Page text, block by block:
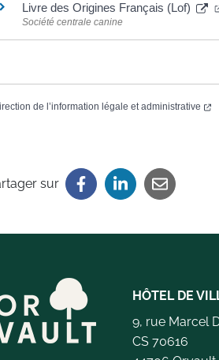
Livre des Origines Français (Lof)
Société centrale canine
de l’information légale et administrative
sur
HÔTEL DE
9, rue Marcel
CS 70616